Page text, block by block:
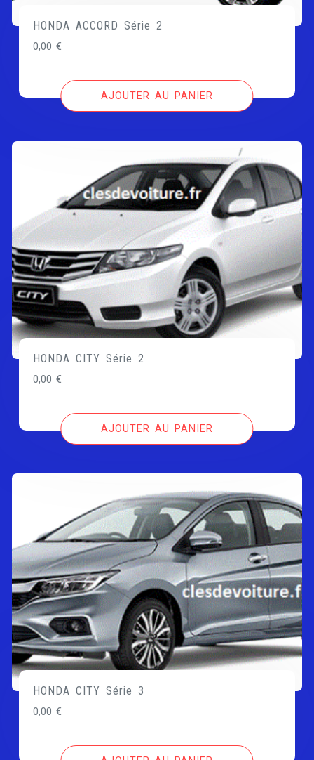
HONDA ACCORD Série 2
0,00€
AJOUTER AU PANIER
HONDA CITY Série 2
0,00€
AJOUTER AU PANIER
HONDA CITY Série 3
0,00€